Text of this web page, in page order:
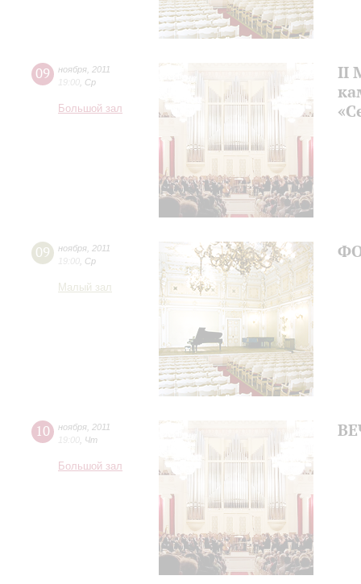
09 ноября 2011
19:00 Ср
Большой зал
II
09 ноября 2011
19:00 Ср
Малый зал
10 ноября 2011
19:00 Чт
Большой зал